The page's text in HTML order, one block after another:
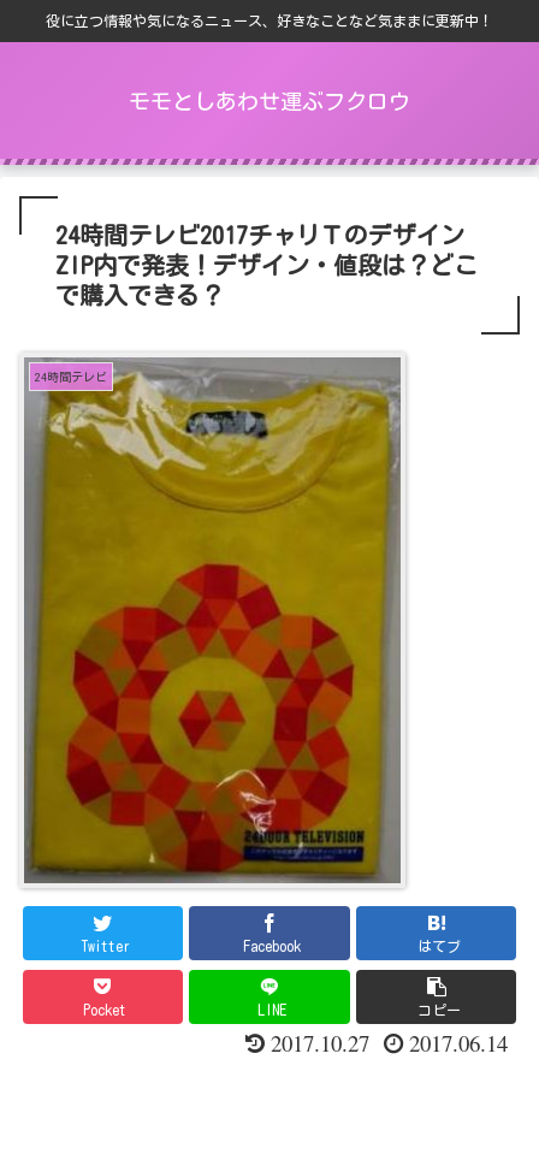
役に立つ情報や気になるニュース、好きなことなど気ままに更新中！
モモとしあわせ運ぶフクロウ
24時間テレビ2017チャリＴのデザイン
ZIP内で発表！デザイン・値段は？どこ
で購入できる？
24時間テレビ
Twitter Facebook はてブ
Pocket LINE コピー
2017.10.27 2017.06.14